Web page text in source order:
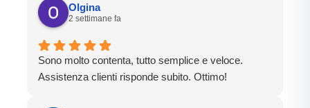
Olgina
2 settimane fa
Sono molto contenta, tutto semplice e veloce.
Assistenza clienti risponde subito. Ottimo!